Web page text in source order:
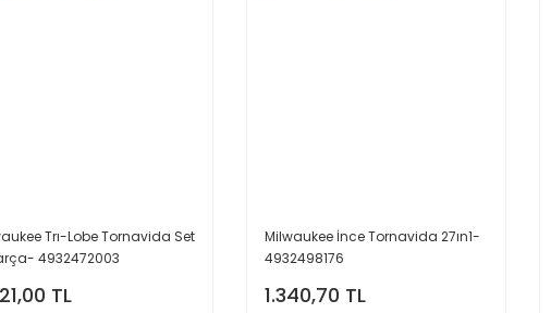
Trı-Lobe Tornavida Set
4932472003
TL
Milwaukee İnce Tornavida 27ın1-
4932498176
1.340,70 TL